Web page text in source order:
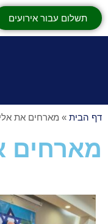
תשלום עבור אירועים
דף הבית » מארחים את
מארחים